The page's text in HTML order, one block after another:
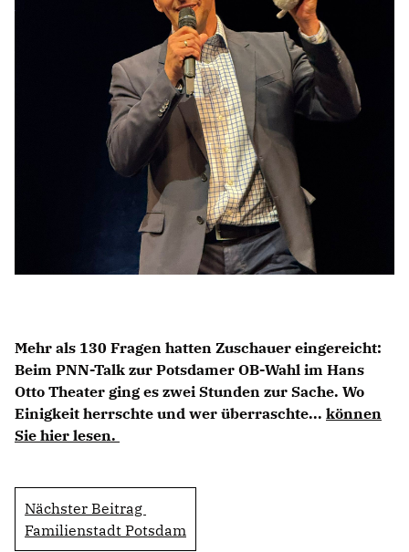
CDU Fraktion im Brandenburger Landtag
CDU Brandenburg
CDU Potsdam
Mehr als 130 Fragen hatten Zuschauer eingereicht:
Beim PNN-Talk zur Potsdamer OB-Wahl im Hans
Otto Theater ging es zwei Stunden zur Sache. Wo
Einigkeit herrschte und wer überraschte... können
Sie hier lesen.
Nächster Beitrag
Familienstadt Potsdam